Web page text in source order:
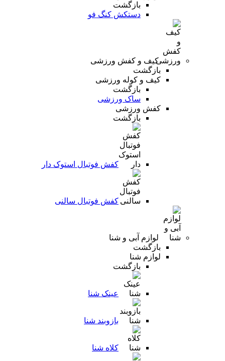
بازگشت
دستکش کنگ فو
کیف و کفش ورزشی
بازگشت
کیف و کوله ورزشی
بازگشت
ساک ورزشی
کفش ورزشی
بازگشت
کفش فوتبال استوک دار
کفش فوتبال سالنی
لوازم آبی و شنا
بازگشت
لوازم شنا
بازگشت
عینک شنا
بازوبند شنا
کلاه شنا